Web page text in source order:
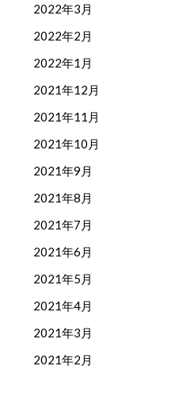
2022年3月
2022年2月
2022年1月
2021年12月
2021年11月
2021年10月
2021年9月
2021年8月
2021年7月
2021年6月
2021年5月
2021年4月
2021年3月
2021年2月